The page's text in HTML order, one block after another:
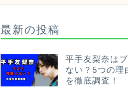
最新の投稿
平手友梨奈は
ない？5つの理
を徹底調査！